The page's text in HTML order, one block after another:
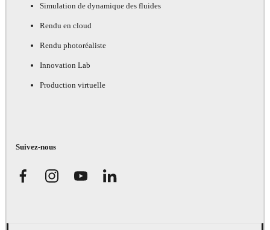
Simulation de dynamique des fluides
Rendu en cloud
Rendu photoréaliste
Innovation Lab
Production virtuelle
Suivez-nous